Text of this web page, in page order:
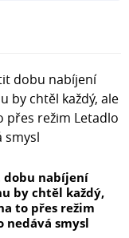
platformy pro
se standardem
laboratořemi
ohnivzdorné
se snížilo
nabíjení
by chtěl každý,
to přes režim
nedává smysl